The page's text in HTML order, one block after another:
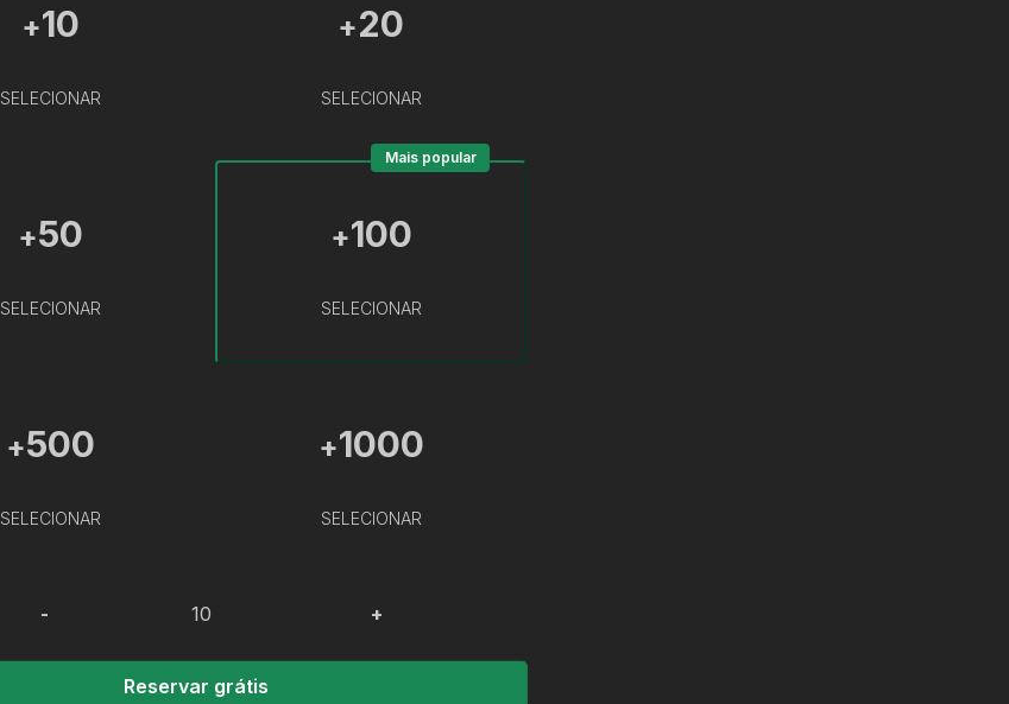
+10
SELECIONAR
+20
SELECIONAR
+50
SELECIONAR
+100
SELECIONAR
Mais popular
+500
SELECIONAR
+1000
SELECIONAR
- +
Reservar grátis